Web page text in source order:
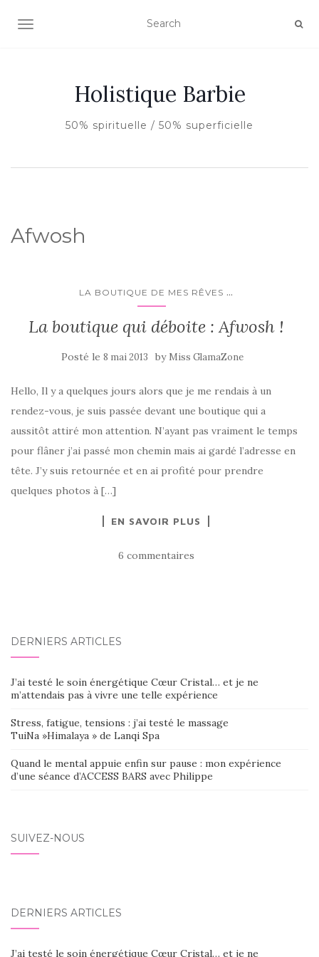
AFFICHER/MASQUER LA NAVIGATION
Holistique Barbie
50% spirituelle / 50% superficielle
Afwosh
LA BOUTIQUE DE MES RÊVES ...
La boutique qui déboite : Afwosh !
Posté le 8 mai 2013 by Miss GlamaZone
Hello, Il y a quelques jours alors que je me rendais à un
rendez-vous, je suis passée devant une boutique qui a
aussitôt attiré mon attention. N’ayant pas vraiment le temps
pour flâner j’ai passé mon chemin mais ai gardé l’adresse en
tête. J’y suis retournée et en ai profité pour prendre
quelques photos à […]
EN SAVOIR PLUS
6 commentaires
DERNIERS ARTICLES
J’ai testé le soin énergétique Cœur Cristal… et je ne
m’attendais pas à vivre une telle expérience
Stress, fatigue, tensions : j’ai testé le massage
TuiNa »Himalaya » de Lanqi Spa
Quand le mental appuie enfin sur pause : mon expérience
d’une séance d’ACCESS BARS avec Philippe
SUIVEZ-NOUS
DERNIERS ARTICLES
J’ai testé le soin énergétique Cœur Cristal… et je ne